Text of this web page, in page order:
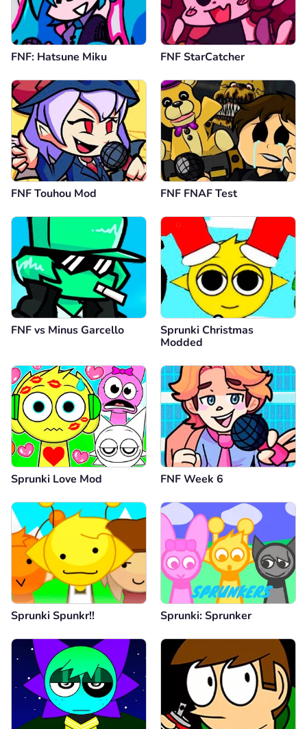
FNF: Hatsune Miku FNF StarCatcher
FNF Touhou Mod FNF FNAF Test
FNF vs Minus Garcello
Sprunki Christmas
Modded
Sprunki Love Mod FNF Week 6
Sprunki Spunkr!! Sprunki: Sprunker